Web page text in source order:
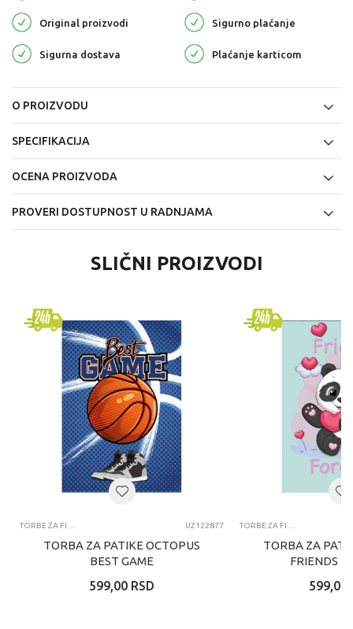
Original proizvodi Sigurno plaćanje
Sigurna dostava Plaćanje karticom
O PROIZVODU
SPECIFIKACIJA
OCENA PROIZVODA
PROVERI DOSTUPNOST U RADNJAMA
SLIČNI PROIZVODI
TORBE ZA FIZIČKO UZ122877
TORBA ZA PATIKE OCTOPUS
BEST GAME
599,00 RSD
TORBE ZA FIZIČKO
TORBA ZA
FRIENDS
599,00